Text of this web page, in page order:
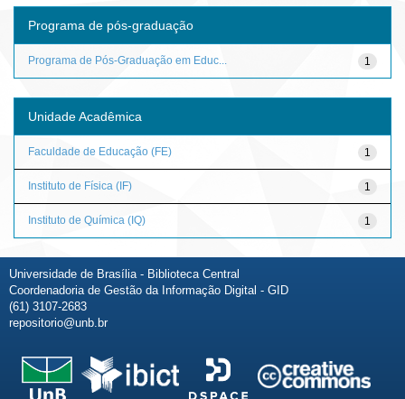
Programa de pós-graduação
1
Programa de Pós-Graduação em Educ...
Unidade Acadêmica
1
Faculdade de Educação (FE)
1
Instituto de Física (IF)
1
Instituto de Química (IQ)
Universidade de Brasília - Biblioteca Central
Coordenadoria de Gestão da Informação Digital - GID
(61) 3107-2683
repositorio@unb.br